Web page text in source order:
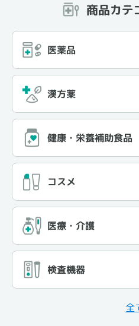
商品カテ
医薬品
漢方薬
健康・栄養補助食品
コスメ
医療・介護
検査機器
全